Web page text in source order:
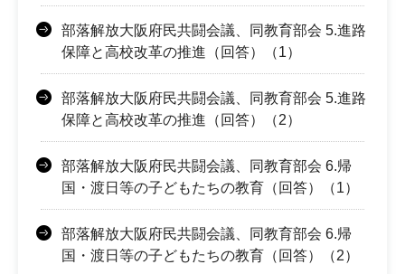
部落解放大阪府民共闘会議、同教育部会 5.進路
保障と高校改革の推進（回答）（1）
部落解放大阪府民共闘会議、同教育部会 5.進路
保障と高校改革の推進（回答）（2）
部落解放大阪府民共闘会議、同教育部会 6.帰
国・渡日等の子どもたちの教育（回答）（1）
部落解放大阪府民共闘会議、同教育部会 6.帰
国・渡日等の子どもたちの教育（回答）（2）